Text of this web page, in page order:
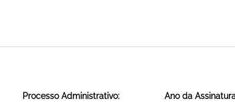
Processo Administrativo:
Ano da